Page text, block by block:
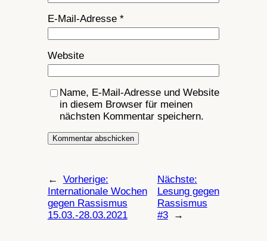
E-Mail-Adresse *
Website
Name, E-Mail-Adresse und Website
in diesem Browser für meinen
nächsten Kommentar speichern.
←
Vorherige:
Internationale Wochen
gegen Rassismus
15.03.-28.03.2021
Nächste:
Lesung gegen
Rassismus
#3
→